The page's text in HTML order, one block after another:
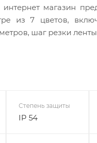
магазин
из 7 цветов,
шаг резки
Степень защиты
IP 54